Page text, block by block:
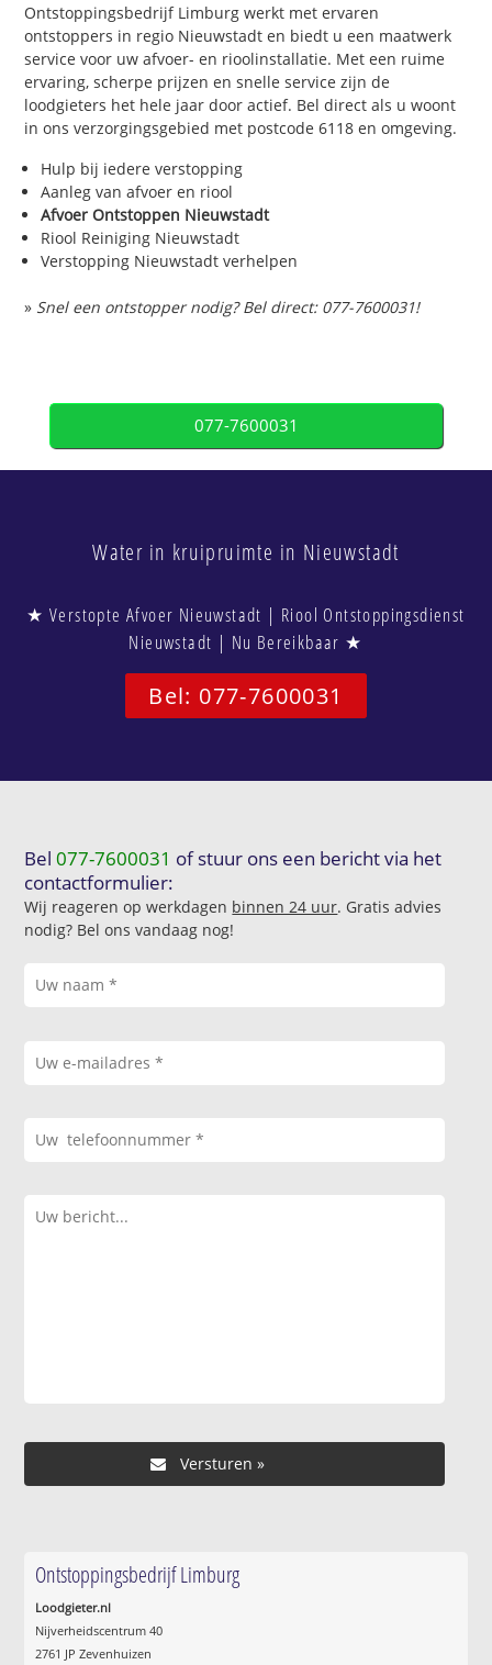
Ontstoppingsbedrijf Limburg werkt met ervaren
ontstoppers in regio Nieuwstadt en biedt u een maatwerk
service voor uw afvoer- en rioolinstallatie. Met een ruime
ervaring, scherpe prijzen en snelle service zijn de
loodgieters het hele jaar door actief. Bel direct als u woont
in ons verzorgingsgebied met postcode 6118 en omgeving.
Hulp bij iedere verstopping
Aanleg van afvoer en riool
Afvoer Ontstoppen Nieuwstadt
Riool Reiniging Nieuwstadt
Verstopping Nieuwstadt verhelpen
» Snel een ontstopper nodig? Bel direct: 077-7600031!
077-7600031
Water in kruipruimte in Nieuwstadt
★ Verstopte Afvoer Nieuwstadt | Riool Ontstoppingsdienst
Nieuwstadt | Nu Bereikbaar ★
Bel: 077-7600031
Bel077-7600031 of stuur ons een bericht via het
contactformulier:
Wij reageren op werkdagen binnen 24 uur. Gratis advies
nodig? Bel ons vandaag nog!
Ontstoppingsbedrijf Limburg
Loodgieter.nl
Nijverheidscentrum 40
2761 JP Zevenhuizen